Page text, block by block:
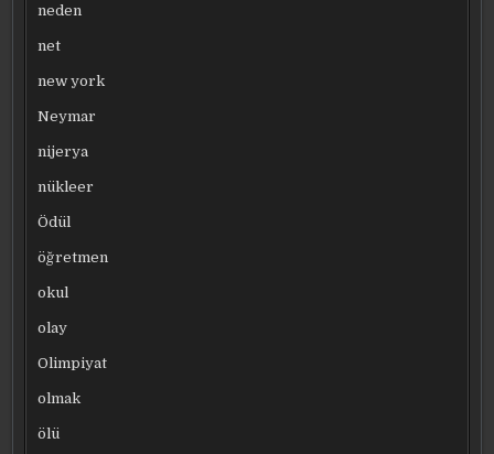
neden
net
new york
Neymar
nijerya
nükleer
Ödül
öğretmen
okul
olay
Olimpiyat
olmak
ölü